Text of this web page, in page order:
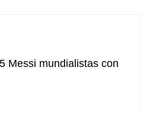
Messi mundialistas con